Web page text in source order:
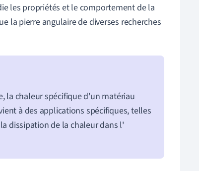
les propriétés et le comportement de la
la pierre angulaire de diverses recherches
la chaleur spécifique d'un matériau
à des applications spécifiques, telles
dissipation de la chaleur dans l'